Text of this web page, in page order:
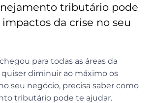
tributário pode
da crise no seu
para todas as áreas da
quiser diminuir ao máximo os
seu negócio, precisa saber como
tributário pode te ajudar.